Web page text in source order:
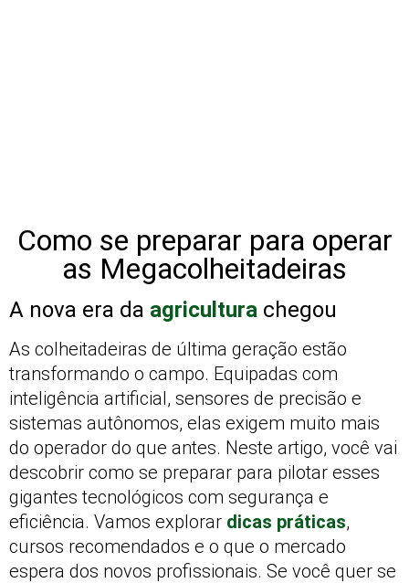
Como se preparar para operar
as Megacolheitadeiras
A nova era da agricultura chegou
As colheitadeiras de última geração estão
transformando o campo. Equipadas com
inteligência artificial, sensores de precisão e
sistemas autônomos, elas exigem muito mais
do operador do que antes. Neste artigo, você vai
descobrir como se preparar para pilotar esses
gigantes tecnológicos com segurança e
eficiência. Vamos explorar dicas práticas,
cursos recomendados e o que o mercado
espera dos novos profissionais. Se você quer se